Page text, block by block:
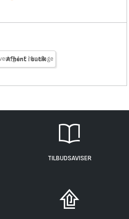
Afhent i butik
1-2 hverdage
TILBUDSAVISER